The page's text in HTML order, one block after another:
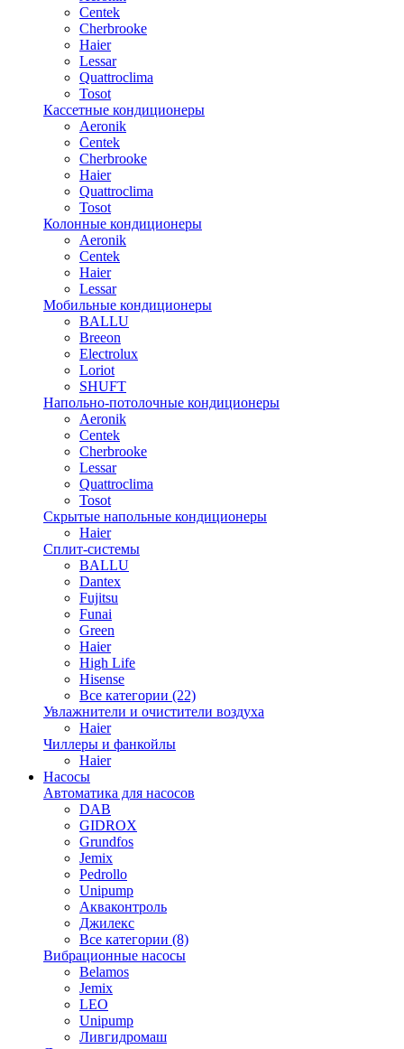
Centek
Cherbrooke
Haier
Lessar
Quattroclima
Tosot
Кассетные кондиционеры
Aeronik
Centek
Cherbrooke
Haier
Quattroclima
Tosot
Колонные кондиционеры
Aeronik
Centek
Haier
Lessar
Мобильные кондиционеры
BALLU
Breeon
Electrolux
Loriot
SHUFT
Напольно-потолочные кондиционеры
Aeronik
Centek
Cherbrooke
Lessar
Quattroclima
Tosot
Скрытые напольные кондиционеры
Haier
Сплит-системы
BALLU
Dantex
Fujitsu
Funai
Green
Haier
High Life
Hisense
Все категории (22)
Увлажнители и очистители воздуха
Haier
Чиллеры и фанкойлы
Haier
Насосы
Автоматика для насосов
DAB
GIDROX
Grundfos
Jemix
Pedrollo
Unipump
Акваконтроль
Джилекс
Все категории (8)
Вибрационные насосы
Belamos
Jemix
LEO
Unipump
Ливгидромаш